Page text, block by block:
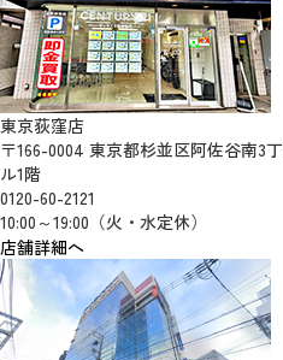
東京荻窪店
〒166-0004 東京都杉並区阿佐谷南3
ル1階
0120-60-2121
10:00～19:00（火・水定休）
店舗詳細へ